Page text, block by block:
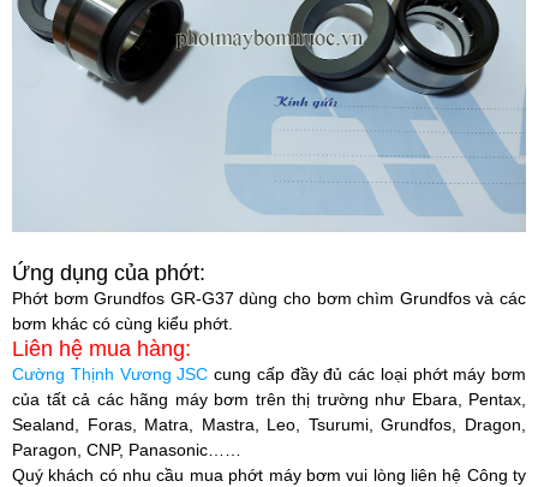
Ứng dụng của phớt:
Phớt bơm Grundfos GR-G37 dùng cho bơm chìm Grundfos và các
bơm khác có cùng kiểu phớt.
Liên hệ mua hàng:
Cường Thịnh Vương JSC cung cấp đầy đủ các loại phớt máy bơm
của tất cả các hãng máy bơm trên thị trường như Ebara, Pentax,
Sealand, Foras, Matra, Mastra, Leo, Tsurumi, Grundfos, Dragon,
Paragon, CNP, Panasonic……
Quý khách có nhu cầu mua phớt máy bơm vui lòng liên hệ Công ty